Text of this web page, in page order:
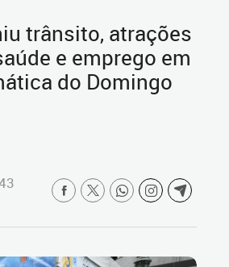
trânsito, atrações
e emprego em
do Domingo